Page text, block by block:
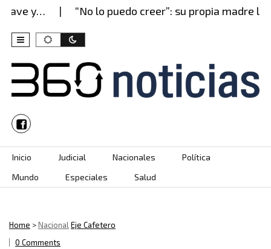
y… “No lo puedo creer”: su propia madre lo…
Skip to content
Inicio Judicial Nacionales
Política
Mundo
Especiales Salud
Home >NacionalEje Cafetero
0 Comments